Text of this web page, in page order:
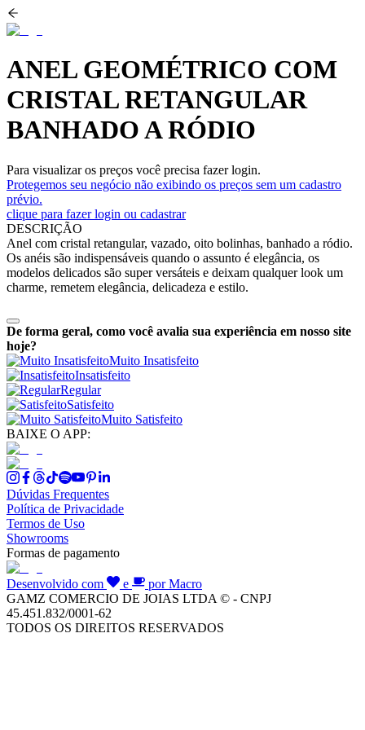
ANEL GEOMÉTRICO COM
CRISTAL RETANGULAR
BANHADO A RÓDIO
Para visualizar os preços você precisa fazer login.
Protegemos seu negócio não exibindo os preços sem um cadastro
prévio.
clique para fazer login ou cadastrar
DESCRIÇÃO
Anel com cristal retangular, vazado, oito bolinhas, banhado a ródio.
Os anéis são indispensáveis quando o assunto é elegância, os
modelos delicados são super versáteis e deixam qualquer look um
charme, remetem elegância, delicadeza e estilo.
De forma geral, como você avalia sua experiência em nosso site
hoje?
Muito Insatisfeito
Insatisfeito
Regular
Satisfeito
Muito Satisfeito
BAIXE O APP:
Dúvidas Frequentes
Política de Privacidade
Termos de Uso
Showrooms
Formas de pagamento
Desenvolvido com e
por Macro
GAMZ COMERCIO DE JOIAS LTDA © - CNPJ
45.451.832/0001-62
TODOS OS DIREITOS RESERVADOS